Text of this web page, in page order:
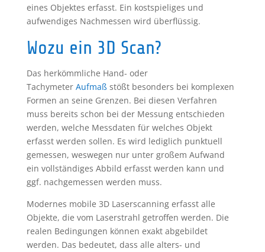
eines Objektes erfasst. Ein kostspieliges und
aufwendiges Nachmessen wird überflüssig.
Wozu ein 3D Scan?
Das herkömmliche Hand- oder
Tachymeter Aufmaß stößt besonders bei komplexen
Formen an seine Grenzen. Bei diesen Verfahren
muss bereits schon bei der Messung entschieden
werden, welche Messdaten für welches Objekt
erfasst werden sollen. Es wird lediglich punktuell
gemessen, weswegen nur unter großem Aufwand
ein vollständiges Abbild erfasst werden kann und
ggf. nachgemessen werden muss.
Modernes mobile 3D Laserscanning erfasst alle
Objekte, die vom Laserstrahl getroffen werden. Die
realen Bedingungen können exakt abgebildet
werden. Das bedeutet, dass alle alters- und